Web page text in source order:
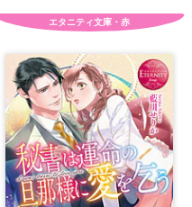
エタニティ文庫・赤